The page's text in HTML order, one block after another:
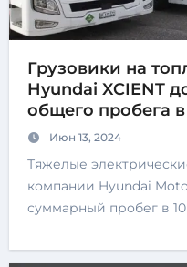
Грузовики на
Hyundai XCIENT
общего пробега
Швейцарии
Июн 13, 2024
Тяжелые электрические грузовики XCIENT Fuel Cell
компании Hyundai
суммарный пробег в